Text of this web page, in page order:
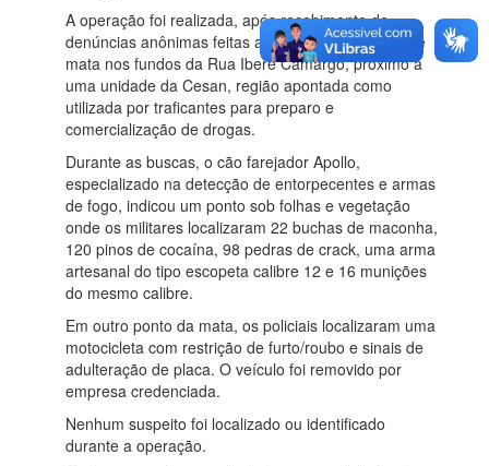
A operação foi realizada, após recebimento de
denúncias anônimas feitas ao 181, em uma área de
mata nos fundos da Rua Iberê Camargo, próximo a
uma unidade da Cesan, região apontada como
utilizada por traficantes para preparo e
comercialização de drogas.
Durante as buscas, o cão farejador Apollo,
especializado na detecção de entorpecentes e armas
de fogo, indicou um ponto sob folhas e vegetação
onde os militares localizaram 22 buchas de maconha,
120 pinos de cocaína, 98 pedras de crack, uma arma
artesanal do tipo escopeta calibre 12 e 16 munições
do mesmo calibre.
Em outro ponto da mata, os policiais localizaram uma
motocicleta com restrição de furto/roubo e sinais de
adulteração de placa. O veículo foi removido por
empresa credenciada.
Nenhum suspeito foi localizado ou identificado
durante a operação.